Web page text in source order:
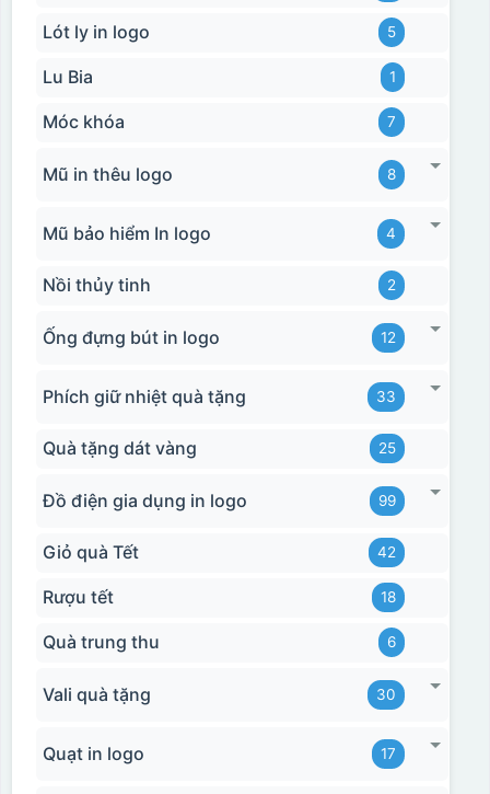
Lót ly in logo 5
Lu Bia 1
Móc khóa 7
Mũ in thêu logo 8
Mũ bảo hiểm In logo 4
Nồi thủy tinh 2
Ống đựng bút in logo 12
Phích giữ nhiệt quà tặng 33
Quà tặng dát vàng 25
Đồ điện gia dụng in logo 99
Giỏ quà Tết 42
Rượu tết 18
Quà trung thu 6
Vali quà tặng 30
Quạt in logo 17